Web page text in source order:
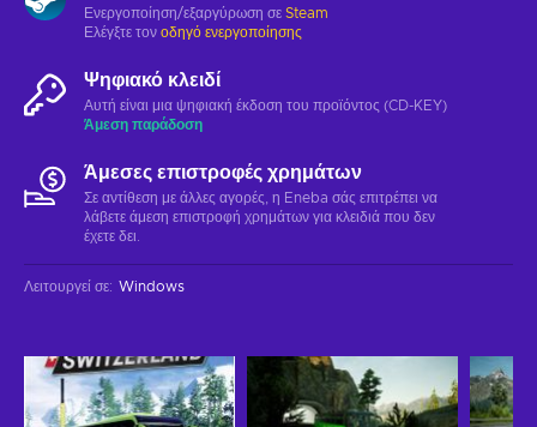
Ενεργοποίηση/εξαργύρωση σε Steam
Ελέγξτε τον οδηγό ενεργοποίησης
Ψηφιακό κλειδί
Αυτή είναι μια ψηφιακή έκδοση του προϊόντος (CD-KEY)
Άμεση παράδοση
Άμεσες επιστροφές χρημάτων
Σε αντίθεση με άλλες αγορές, η Eneba σάς επιτρέπει να
λάβετε άμεση επιστροφή χρημάτων για κλειδιά που δεν
έχετε δει.
Λειτουργεί σε: Windows